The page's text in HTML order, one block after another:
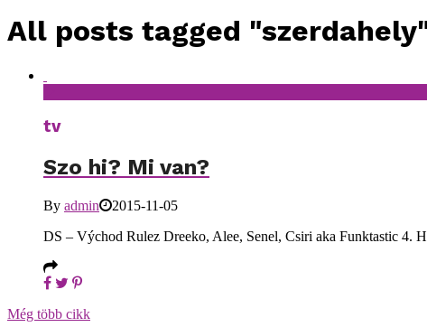
All posts tagged
tv
Szo hi? Mi van?
By admin
2015-11-05
DS – Východ Rulez Dreeko, Alee, Senel, Csiri aka Funktastic 4.
Még több cikk